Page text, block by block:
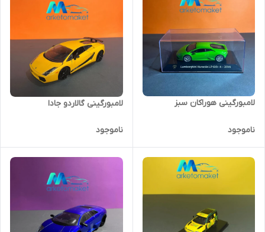
لامبورگینی هوراکان سبز
ناموجود
لامبورگینی گالاردو جادا
ناموجود